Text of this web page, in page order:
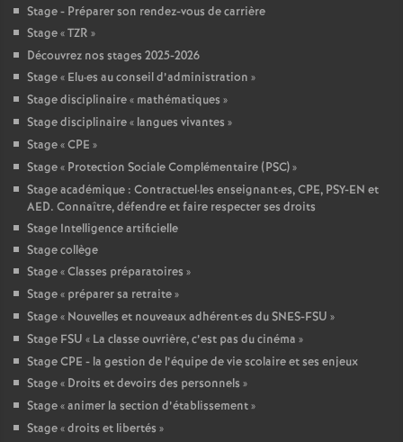
Stage - Préparer son rendez-vous de carrière
Stage «TZR »
Découvrez nos stages 2025-2026
Stage « Elu·es au conseil d’administration »
Stage disciplinaire « mathématiques »
Stage disciplinaire « langues vivantes »
Stage «CPE »
Stage « Protection Sociale Complémentaire (PSC)»
Stage académique : Contractuel·les enseignant·es, CPE, PSY-EN et
AED. Connaître, défendre et faire respecter ses droits
Stage Intelligence artificielle
Stage collège
Stage «Classes préparatoires »
Stage « préparer sa retraite»
Stage « Nouvelles et nouveaux adhérent·es du SNES-FSU »
Stage FSU « La classe ouvrière, c’est pas du cinéma »
Stage CPE - la gestion de l’équipe de vie scolaire et ses enjeux
Stage « Droits et devoirs des personnels »
Stage «animer la section d’établissement»
Stage «droits et libertés »